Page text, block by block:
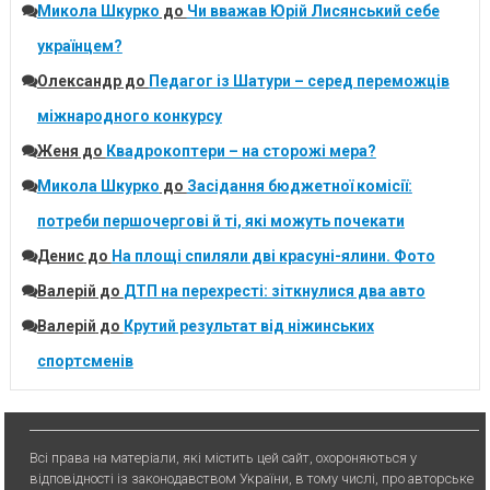
Микола Шкурко до Чи вважав Юрій Лисянський себе
українцем?
Олександрдо Педагог із Шатури – серед переможців
міжнародного конкурсу
Женя до Квадрокоптери – на сторожі мера?
Микола Шкурко до Засідання бюджетної комісії:
потреби першочергові й ті, які можуть почекати
Денисдо На площі спиляли дві красуні-ялини. Фото
Валерій до ДТП на перехресті: зіткнулися два авто
Валерій до Крутий результат від ніжинських
спортсменів
Всі права на матеріали, які містить цей сайт, охороняються у
відповідності із законодавством України, в тому числі, про авторське